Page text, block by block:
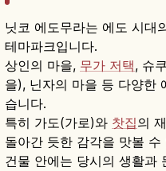
닛코 에도무라는 에도 시대
테마파크입니다.
상인의 마을, 무가 저택, 슈
을), 닌자의 마을 등 다양한
습니다.
특히 가도(가로)와 찻집의
돌아간 듯한 감각을 맛볼 수
건물 안에는 당시의 생활과